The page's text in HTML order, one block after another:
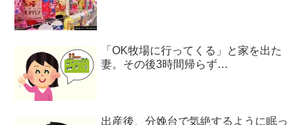
「OK牧場に行ってくる」と家を出た
妻。その後3時間帰らず…
出産後、分娩台で気絶するように眠っ